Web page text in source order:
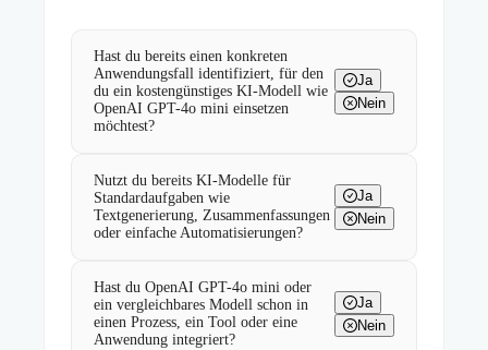
Hast du bereits einen konkreten
Anwendungsfall identifiziert, für den
du ein kostengünstiges KI-Modell wie
OpenAI GPT-4o mini einsetzen
möchtest?
Ja
Nein
Nutzt du bereits KI-Modelle für
Standardaufgaben wie
Textgenerierung, Zusammenfassungen
oder einfache Automatisierungen?
Ja
Nein
Hast du OpenAI GPT-4o mini oder
ein vergleichbares Modell schon in
einen Prozess, ein Tool oder eine
Anwendung integriert?
Ja
Nein